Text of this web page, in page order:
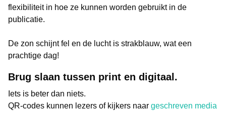
flexibiliteit in hoe ze kunnen worden gebruikt in de
publicatie.
De zon schijnt fel en de lucht is strakblauw, wat een
prachtige dag!
Brug slaan tussen print en digitaal.
Iets is beter dan niets.
QR-codes kunnen lezers of kijkers naar geschreven media